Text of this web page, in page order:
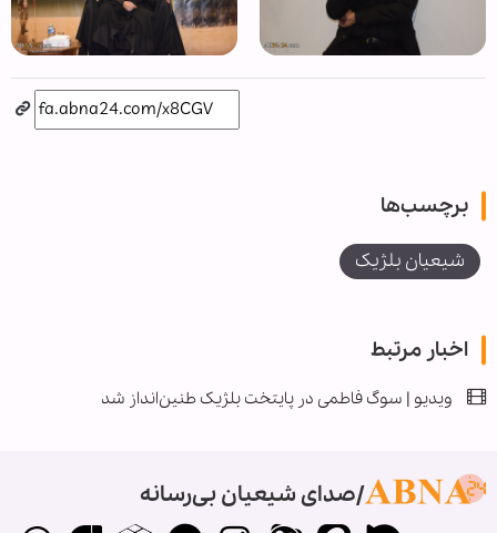
برچسب‌ها
شیعیان بلژیک
اخبار مرتبط
ویدیو | سوگ فاطمی در پایتخت بلژیک طنین‌انداز شد
صدای شیعیان بی‌رسانه